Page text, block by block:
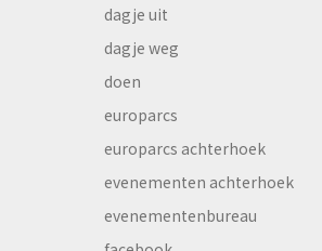
dagje uit
dagje weg
doen
europarcs
europarcs achterhoek
evenementen achterhoek
evenementenbureau